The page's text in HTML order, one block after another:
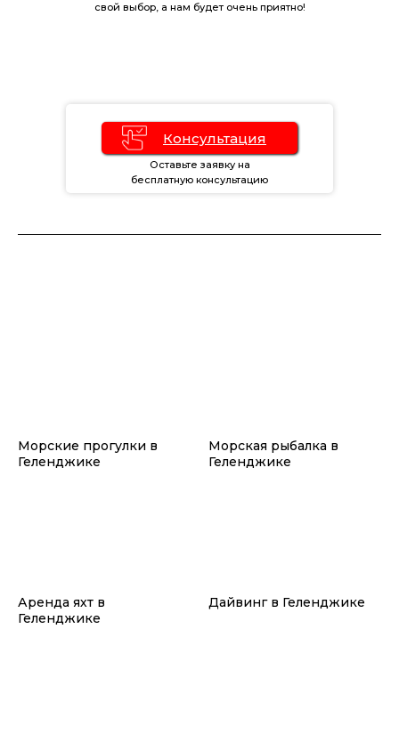
свой выбор, а нам будет очень приятно!
Консультация
Оставьте заявку на
бесплатную консультацию
Морские прогулки в
Геленджике
Морская рыбалка в
Геленджике
Аренда яхт в
Геленджике
Дайвинг в Геленджике